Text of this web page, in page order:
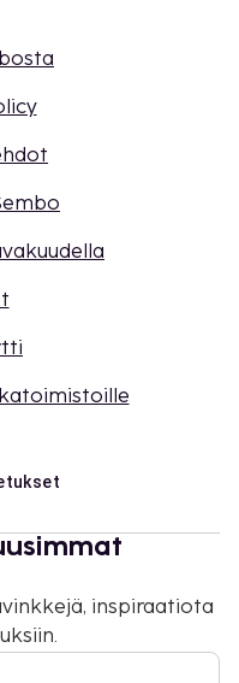
inspiraatiota